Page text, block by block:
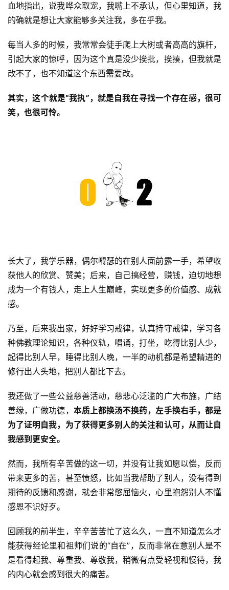
血地指出，说我哗众取宠，我嘴上不承认，但心里知道，我
的确就是想让大家能够多关注我，多在乎我。
每当人多的时候，我常常会徒手爬上大树或者高高的旗杆，
引起大家的惊呼，因为这个真是没少挨批，挨揍，但我就是
改不了，也不知道这个东西需要改。
其实，这个就是“我执”，就是自我在寻找一个存在感，很可
笑，也很可怜。
长大了，我学乐器，偶尔嘚瑟的在别人面前露一手，希望收
获他人的欣赏、赞美；后来，自己搞经营，赚钱，迫切地想
成为一个有钱人，走上人生巅峰，实现更多的价值感、成就
感。
乃至，后来我出家，好好学习戒律，认真持守戒律，学习各
种佛教理论知识，各种仪轨，唱诵，打坐，吃得比别人少，
起得比别人早，睡得比别人晚，一半的动机都是希望精进的
修行出人头地，把别人都比下去。
我还做了一些公益慈善活动，慈悲心泛滥的广大布施，广结
善缘，广做功德， 本质上都换汤不换药，左手换右手，都是
为了证明自我，为了获得更多别人的关注和认可，从而让自
我感到更安全。
然而，我所有辛苦做的这一切，并没有让我如愿以偿，反而
带来更多的苦，甚至愤怒，比如当我帮助了别人，没有得到
期待的反馈和感谢，就会非常憋屈恼火，心里抱怨别人不懂
感恩不识好歹。
回顾我的前半生，辛辛苦苦忙了这么久，一直不知道怎么才
能获得经论里和祖师们说的“自在”，反而非常在意别人是不
是看得起我、尊重我、尊敬我，稍微有点受轻视和慢待，我
的内心就会感到很大的痛苦。